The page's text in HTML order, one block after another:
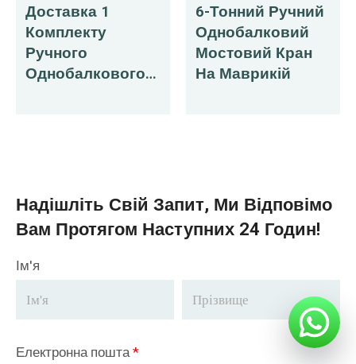
Доставка 1
Комплекту
Ручного
Однобалкового
6-Тонний Ручний
Однобалковий
Мостовий Кран
На Маврикій
Надішліть Свій Запит, Ми Відповімо
Вам Протягом Наступних 24 Годин!
Ім'я
Електронна пошта*